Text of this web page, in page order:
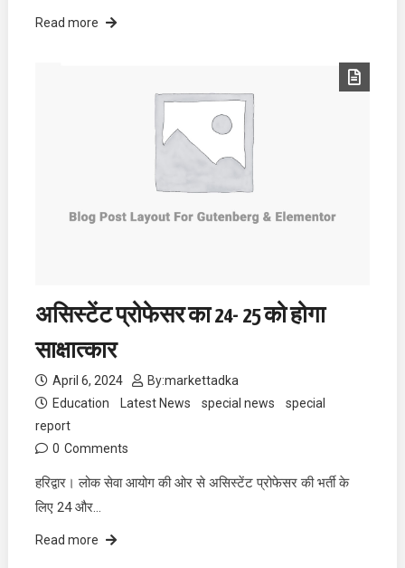
Read more
असिस्टेंट प्रोफेसर का 24- 25 को होगा
साक्षात्कार
April 6, 2024 By:markettadka
Education
Latest News special news
special
report
0 Comments
हरिद्वार। लोक सेवा आयोग की ओर से असिस्टेंट प्रोफेसर की भर्ती के
लिए 24 और…
Read more